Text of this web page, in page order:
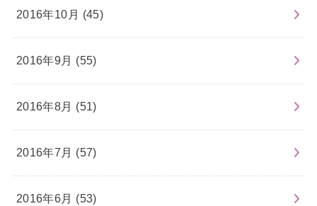
2016年10月 (45)
2016年9月 (55)
2016年8月 (51)
2016年7月 (57)
2016年6月 (53)